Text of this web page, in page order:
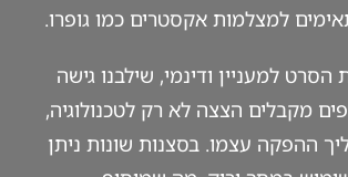
למצלמות אקסטרים כמו גופרו.
למעניין ודינמי, שילבנו גישה
מקבלים הצצה לא רק לטכנולוגיה,
ההפקה עצמו. בסצנות שונות ניתן